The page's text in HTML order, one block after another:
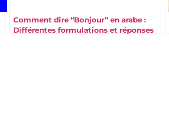
Comment dire “Bonjour” en arabe :
Différentes formulations et réponses